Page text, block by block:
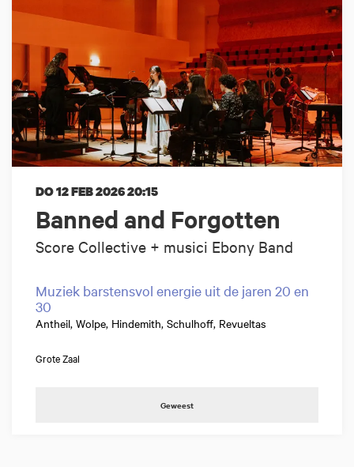
Banned and Forgotten
Score Collective + musici Ebony Band
DO 12 FEB 202620:15
Muziek barstensvol energie uit de jaren 20 en
30
Antheil, Wolpe, Hindemith, Schulhoff, Revueltas
Grote Zaal
Geweest